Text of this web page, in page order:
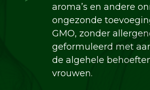
aroma’s en andere
ongezonde
GMO, zonder
geformuleerd met
de algehele
vrouwen.